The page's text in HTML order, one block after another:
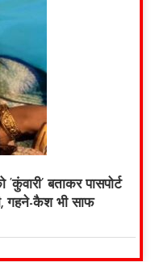
बताकर पासपोर्ट
गहने-कैश भी साफ